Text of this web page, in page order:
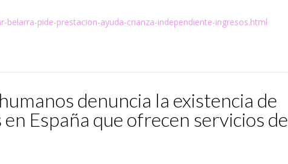
pide-prestacion-ayuda-crianza-independiente-ingresos.html
denuncia la existencia de
España que ofrecen servicios de